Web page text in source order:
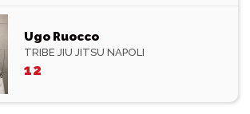
Ugo Ruocco
TRIBE JIU JITSU NAPOLI
12